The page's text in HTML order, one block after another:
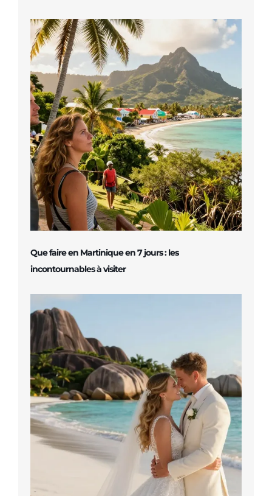
Que faire en Martinique en 7 jours : les
incontournables à visiter